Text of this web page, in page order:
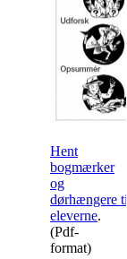
Hent
bogmærker
og
dørhængere til
eleverne.
(Pdf-
format)